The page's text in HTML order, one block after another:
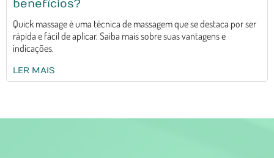
benefícios?
Quick massage é uma técnica de massagem que se destaca por ser
rápida e fácil de aplicar. Saiba mais sobre suas vantagens e
indicações.
LER MAIS